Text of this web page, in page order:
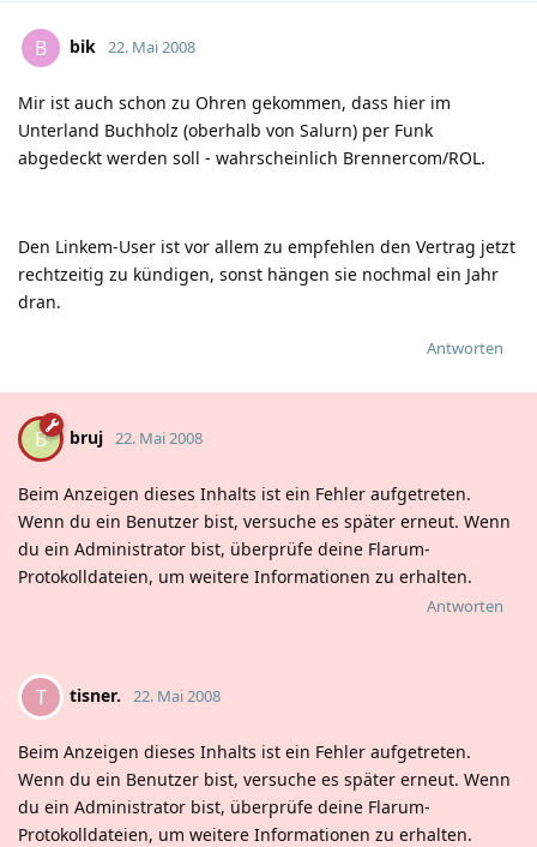
B bik 22. Mai 2008
Mir ist auch schon zu Ohren gekommen, dass hier im
Unterland Buchholz (oberhalb von Salurn) per Funk
abgedeckt werden soll - wahrscheinlich Brennercom/ROL.
Den Linkem-User ist vor allem zu empfehlen den Vertrag jetzt
rechtzeitig zu kündigen, sonst hängen sie nochmal ein Jahr
dran.
Antworten
B bruj 22. Mai 2008
Beim Anzeigen dieses Inhalts ist ein Fehler aufgetreten.
Wenn du ein Benutzer bist, versuche es später erneut. Wenn
du ein Administrator bist, überprüfe deine Flarum-
Protokolldateien, um weitere Informationen zu erhalten.
Antworten
T tisner. 22. Mai 2008
Beim Anzeigen dieses Inhalts ist ein Fehler aufgetreten.
Wenn du ein Benutzer bist, versuche es später erneut. Wenn
du ein Administrator bist, überprüfe deine Flarum-
Protokolldateien, um weitere Informationen zu erhalten.